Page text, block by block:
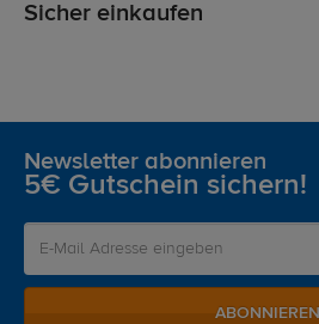
Sicher einkaufen
Newsletter abonnieren
5€ Gutschein sichern!
ABONNIEREN